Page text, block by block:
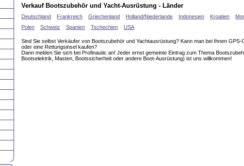
Verkauf Bootszubehör und Yacht-Ausrüstung - Länder
Deutschland Frankreich Griechenland Holland/Niederlande Indonesien Kroatien
Polen
Schweiz Spanien Tschechien USA
Sind Sie selbst Verkäufer von Bootszubehör und Yachtausrüstung? Kann man bei Ihnen
oder eine Rettungsinsel kaufen?
Dann melden Sie sich bei Profinautic an! Jeder ernst gemeinte Eintrag zum Thema
Bootselektrik, Masten, Bootssicherheit oder andere Boot-Ausrüstung) ist uns willkommen!